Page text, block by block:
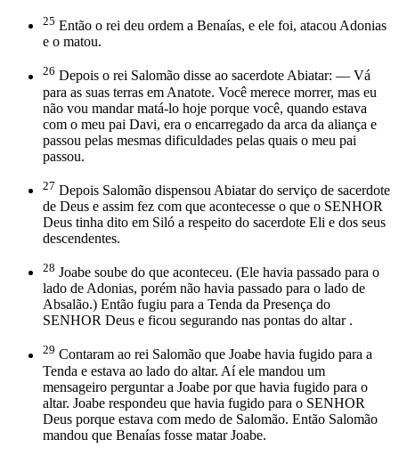
25 Então o rei deu ordem a Benaías, e ele foi, atacou Adonias
e o matou.
26 Depois o rei Salomão disse ao sacerdote Abiatar: — Vá
para as suas terras em Anatote. Você merece morrer, mas eu
não vou mandar matá-lo hoje porque você, quando estava
com o meu pai Davi, era o encarregado da arca da aliança e
passou pelas mesmas dificuldades pelas quais o meu pai
passou.
27 Depois Salomão dispensou Abiatar do serviço de sacerdote
de Deus e assim fez com que acontecesse o que o SENHOR
Deus tinha dito em Siló a respeito do sacerdote Eli e dos seus
descendentes.
28 Joabe soube do que aconteceu. (Ele havia passado para o
lado de Adonias, porém não havia passado para o lado de
Absalão.) Então fugiu para a Tenda da Presença do
SENHOR Deus e ficou segurando nas pontas do altar .
29 Contaram ao rei Salomão que Joabe havia fugido para a
Tenda e estava ao lado do altar. Aí ele mandou um
mensageiro perguntar a Joabe por que havia fugido para o
altar. Joabe respondeu que havia fugido para o SENHOR
Deus porque estava com medo de Salomão. Então Salomão
mandou que Benaías fosse matar Joabe.